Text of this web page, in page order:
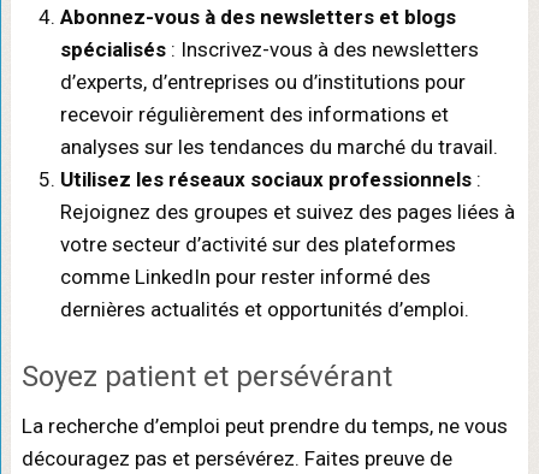
Abonnez-vous à des newsletters et blogs
spécialisés: Inscrivez-vous à des newsletters
d’experts, d’entreprises ou d’institutions pour
recevoir régulièrement des informations et
analyses sur les tendances du marché du travail.
Utilisez les réseaux sociaux professionnels:
Rejoignez des groupes et suivez des pages liées à
votre secteur d’activité sur des plateformes
comme LinkedIn pour rester informé des
dernières actualités et opportunités d’emploi.
Soyez patient et persévérant
La recherche d’emploi peut prendre du temps, ne vous
découragez pas et persévérez. Faites preuve de